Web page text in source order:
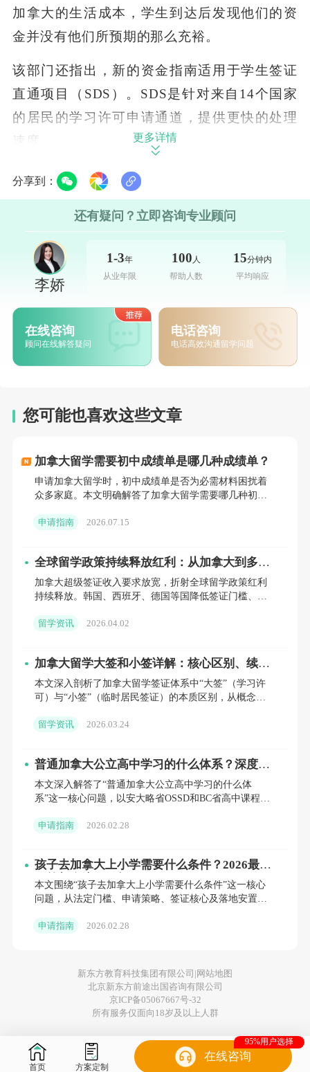
加拿大的生活成本，学生到达后发现他们的资
金并没有他们所预期的那么充裕。
该部门还指出，新的资金指南适用于学生签证
直通项目（ SDS ）。 SDS是针对来自 14个国家
的居民的学习许可申请通道，提供更快的处理
速度。
IRCC 表示，调整生活成本要求将有助于防止留
学生抵达加拿大后被用人单位剥削，但IRCC也
认识到，这样的政策可能对每个潜在申请人的
影响各不相同。
针对性的试点项目。
根据IRCC的说法，除了学费，对于留学生的资
金要求要达到
最低生活成本”，这个数额应当
包括“交通、书籍、学习设备购买等等的成
的第一年学费
往返加拿大的旅行费用
在加拿大生活一年的最低成本
RCC列出了以下八种方式，供学习许可申请人
根据自己的情况，选择不同的方式证明他们能
够满足留学的财务要求：
请人名下的加拿大银行账户的资金证明
来自加拿大金融机构的担保投资证书（GIC
银行发放的学生或教育贷款的证明
过去四个月的申请人银行对账单
可兑换成加拿大元的银行汇票
申请人已支付学费和住宿费的证明
为申请人的生活费和教育提供资金的个人或学
校的信件 （即资助人/校方证明信）
如果申请人获得奖学金或参加由加拿大资助的
资金的证明
澄清，在申请人国家实行外汇管制
资金以支付所有费用。
更多详情
分享到：
还有疑问？立即咨询专业顾问
李娇
1-3年
从业年限
100 人
帮助人数
15分钟内
平均响应
在线咨询
顾问在线解答疑问
电话咨询
电话高效沟通留学问题
您可能也喜欢这些文章
加拿大留学需要初中成绩单是哪几种成绩单？
申请加拿大留学时，初中成绩单是否为必需材料困扰着
众多家庭。本文明确解答了加拿大留学需要哪几种初中
三成绩单独证明。
申请指南 2026.07.15
全球留学政策持续释放红利：从加拿大到多
国，把握机遇正当时
加拿大超级签证收入要求放宽，折射全球留学政策红利
持续释放。韩国、西班牙、德国等国降低签证门槛、完
增K字签证吸引S
留学资讯 2026.04.02
加拿大留学大签和小签详解：核心区别、续签
避坑与拒签红线（2026版）
本文深入剖析了加拿大留学签证体系中“大签”（学习许
可）与“小签”（临时居民签证）的本质区别，从概念辨
读。
留学资讯 2026.03.24
普通加拿大公立高中学习的什么体系？深度解
读OSSD与BC课程
本文深入解答了“普通加拿大公立高中学习的什么体
系”这一核心问题，以安大略省OSSD和BC省高中课程为
制运作机制、
申请指南 2026.02.28
孩子去加拿大上小学需要什么条件？2026最新
政策与全流程解析
本文围绕“孩子去加拿大上小学需要什么条件”这一核心
问题，从法定门槛、申请策略、签证核心及落地安置四
留学涉及严格的
申请指南 2026.02.28
新东方教育科技集团有限公司| 网站地图
北京新东方前途出国咨询有限公司
京ICP备05067667号-32
所有服务仅面向18岁及以上人群
首页 方案定制
在线咨询
95%用户选择